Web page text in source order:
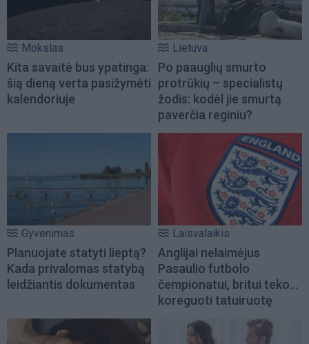
Mokslas
Kita savaitė bus ypatinga:
šią dieną verta pasižymėti
kalendoriuje
Lietuva
Po paauglių smurto
protrūkių – specialistų
žodis: kodėl jie smurtą
paverčia reginiu?
Gyvenimas
Planuojate statyti lieptą?
Kada privalomas statybą
leidžiantis dokumentas
Laisvalaikis
Anglijai nelaimėjus
Pasaulio futbolo
čempionatui, britui teko...
koreguoti tatuiruotę